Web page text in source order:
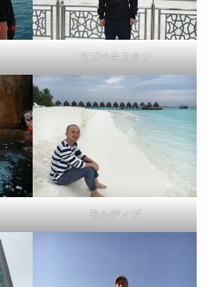
ウズベキスタン
モルディブ